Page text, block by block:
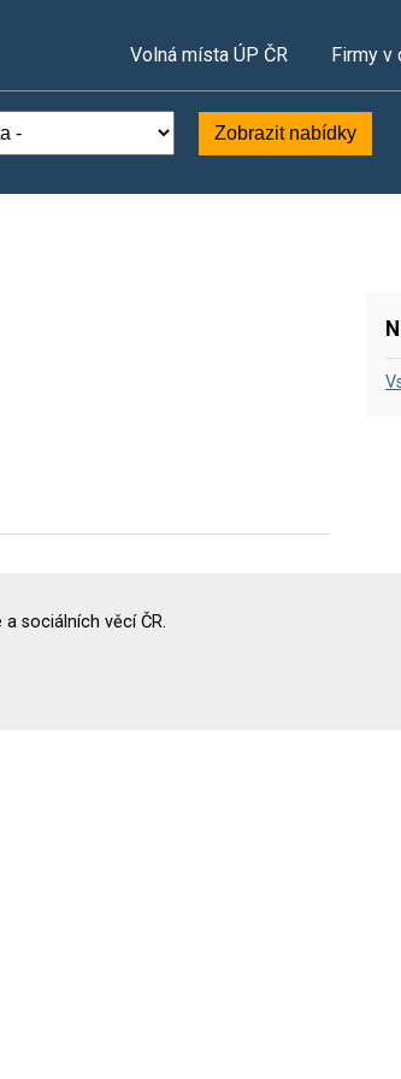
Volná místa ÚP ČR Firmy v
Zobrazit nabídky
sociálních věcí ČR.